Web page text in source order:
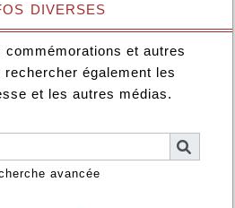
diverses
commémorations et autres
également les
et les autres médias.
avancée